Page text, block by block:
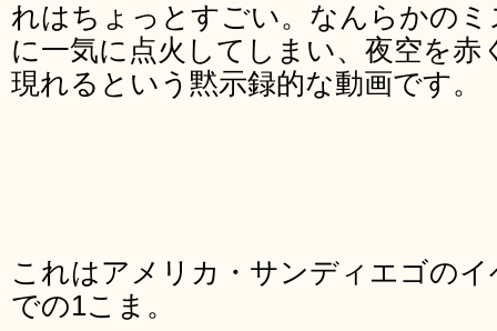
れはちょっとすごい。なんらかの
に一気に点火してしまい、夜空を赤
現れるという黙示録的な動画です。
これはアメリカ・サンディエゴの
での1こま。